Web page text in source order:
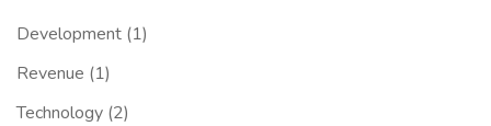
Development (1)
Revenue (1)
Technology (2)